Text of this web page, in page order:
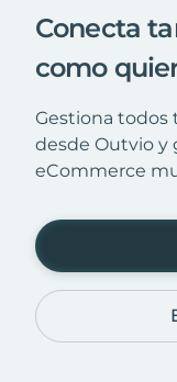
Conecta
como
Gestiona todos
desde Outvio y
eCommerce